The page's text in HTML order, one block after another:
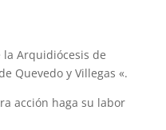
Arquidiócesis de
Quevedo y Villegas «.
acción haga su labor